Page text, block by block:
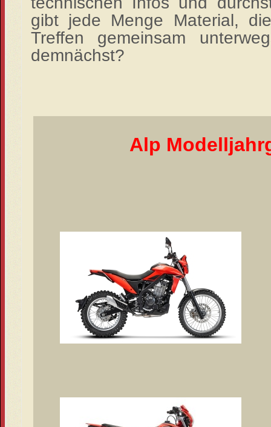
gibt jede Menge Material,
Treffen gemeinsam
demnächst?
Alp